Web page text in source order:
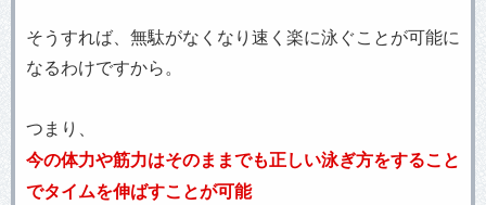
そうすれば、無駄がなくなり速く楽に泳ぐことが可能に
なるわけですから。
つまり、
今の体力や筋力はそのままでも正しい泳ぎ方をすること
でタイムを伸ばすことが可能